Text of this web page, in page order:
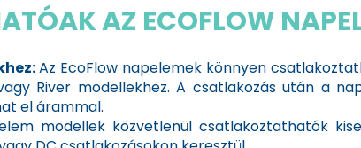
AZ ECOFLOW
Az EcoFlow napelemek könnyen
River modellekhez. A csatlakozás után a
el árammal.
modellek közvetlenül csatlakoztathatók